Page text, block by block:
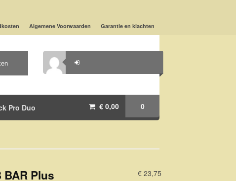
Algemene Voorwaarden Garantie en klachten
€ 0,00 0
Pro Duo
BAR Plus
€ 23,75